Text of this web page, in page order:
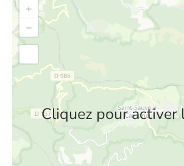
Cliquez pour activer
+
−